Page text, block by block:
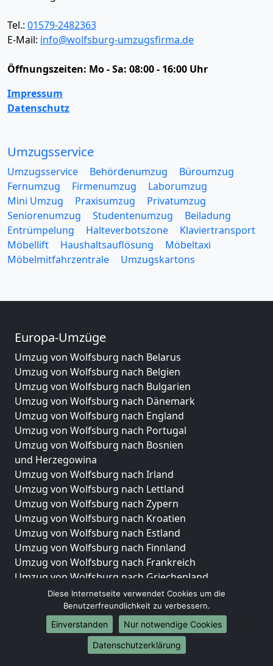
Tel.: 01579-2482363
E-Mail: info@wolfsburg-umzugsfirma.de
Öffnungszeiten: Mo - Sa: 08:00 - 16:00 Uhr
Impressum
Datenschutz
Umzugsservice
Umzugsservice Behördenumzug
Büroumzug
Fernumzug
Firmenumzug
Laborumzug
Mini Umzug
Praxisumzug
Privatumzug
Seniorenumzug
Studentenumzug
Beiladung
Entrümpelung
Halteverbotszone
Klaviertransport
Möbellift
Haushaltsauflösung
Möbeltaxi
Möbelmitfahrzentrale
Umzugskartons
Europa-Umzüge
Umzug von Wolfsburg nach Belarus
Umzug von Wolfsburg nach Belgien
Umzug von Wolfsburg nach Bulgarien
Umzug von Wolfsburg nach Dänemark
Umzug von Wolfsburg nach England
Umzug von Wolfsburg nach Portugal
Umzug von Wolfsburg nach Bosnien
und Herzegowina
Umzug von Wolfsburg nach Irland
Umzug von Wolfsburg nach Lettland
Umzug von Wolfsburg nach Zypern
Umzug von Wolfsburg nach Kroatien
Umzug von Wolfsburg nach Estland
Umzug von Wolfsburg nach Finnland
Umzug von Wolfsburg nach Frankreich
Umzug von Wolfsburg nach Griechenland
Umzug von Wolfsburg nach Italien
Umzug von Wolfsburg nach Liechtenstein
Umzug von Wolfsburg nach Luxemburg
Umzug von Wolfsburg nach Niederlande
Umzug von Wolfsburg nach Norwegen
Diese Internetseite verwendet Cookies um die
Benutzerfreundlichkeit zu verbessern.
Einverstanden
Nur notwendige Cookies
Datenschutzerklärung